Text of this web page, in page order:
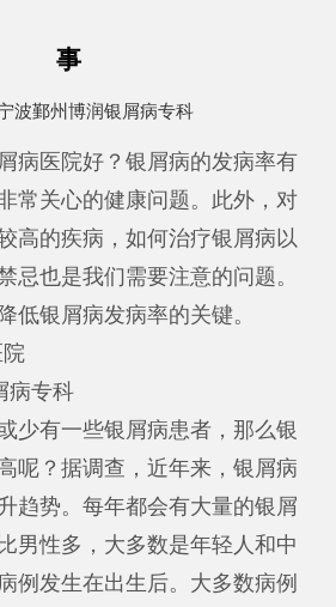
事
波鄞州博润银屑病专科
医院好？银屑病的发病率有
常关心的健康问题。此外，对
高的疾病，如何治疗银屑病以
忌也是我们需要注意的问题。
低银屑病发病率的关键。
专科
有一些银屑病患者，那么银
呢？据调查，近年来，银屑病
趋势。每年都会有大量的银屑
男性多，大多数是年轻人和中
例发生在出生后。大多数病例